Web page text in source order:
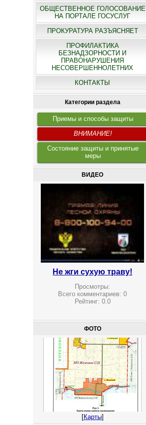
ОБЩЕСТВЕННОЕ ГОЛОСОВАНИЕ
НА ПОРТАЛЕ ГОСУСЛУГ
ПРОКУРАТУРА РАЗЪЯСНЯЕТ
ПРОФИЛАКТИКА
БЕЗНАДЗОРНОСТИ И
ПРАВОНАРУШЕНИЯ
НЕСОВЕРШЕННОЛЕТНИХ
КОНТАКТЫ
Категории раздела
Приемы и способы защиты
ВНИМАНИЕ!
Состояние защиты и принятые
меры
ВИДЕО
Не жги сухую траву!
Просмотры:
Всего комментариев:0
Рейтинг: 0.0
ФОТО
[Карты]